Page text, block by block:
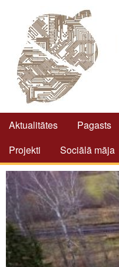
Aktualitātes Pagasts
Projekti
Sociālā māja